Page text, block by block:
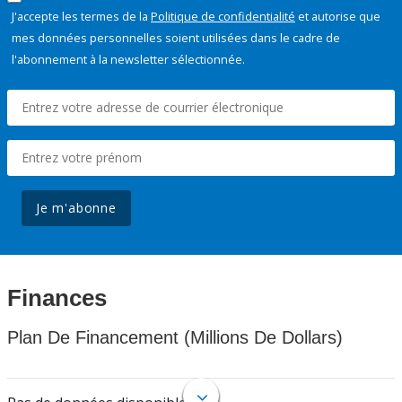
J'accepte les termes de la Politique de confidentialité et autorise que
mes données personnelles soient utilisées dans le cadre de
l'abonnement à la newsletter sélectionnée.
Je m'abonne
Finances
Plan De Financement (Millions De Dollars)